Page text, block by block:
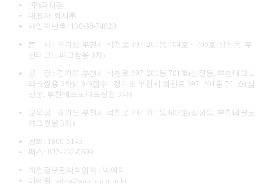
(주)와치캠
대표자:최지훈
사업자번호: 130-86-74020
본 사 : 경기도 부천시 석천로 397. 201동 704호 ~ 706호(삼정동, 부
천테크노파크쌍용 3차)
공 장 : 경기도 부천시 석천로 397. 201동 701호(삼정동, 부천테크노
파크쌍용 3차) / A/S접수 : 경기도 부천시 석천로 397. 201동 701호(삼
정동, 부천테크노파크쌍용 3차)
교육장 : 경기도 부천시 석천로 397. 201동 603호(삼정동, 부천테크노
파크쌍용 3차)
전화: 1800-5143
팩스: 032-232-0609
개인정보관리책임자 : 박애리
이메일: sales@watchcam.co.kr